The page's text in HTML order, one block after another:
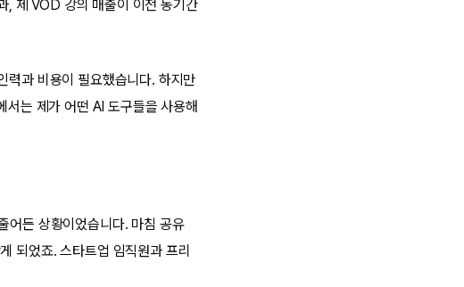
, 제 VOD 강의 매출이 이전 동기간
력과 비용이 필요했습니다. 하지만
는 제가 어떤 AI 도구들을 사용해
어든 상황이었습니다. 마침 공유
되었죠. 스타트업 임직원과 프리